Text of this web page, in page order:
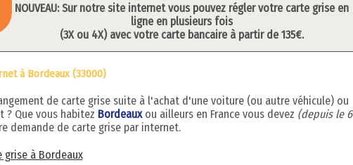
NOUVEAU: Sur notre site internet vous pouvez régler votre carte grise en
ligne en plusieurs fois
(3X ou 4X) avec votre carte bancaire à partir de 135€.
à Bordeaux (33000)
de carte grise suite à l'achat d'une voiture (ou autre véhicule) ou
? Que vous habitez Bordeaux ou ailleurs en France vous devez (depuis le 6
demande de carte grise par internet.
à Bordeaux